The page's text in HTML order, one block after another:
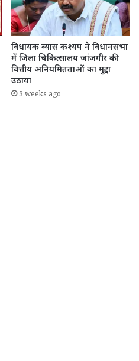
विधायक ब्यास कश्यप ने विधानसभा
में जिला चिकित्सालय जांजगीर की
वित्तीय अनियमितताओं का मुद्दा
उठाया
3 weeks ago